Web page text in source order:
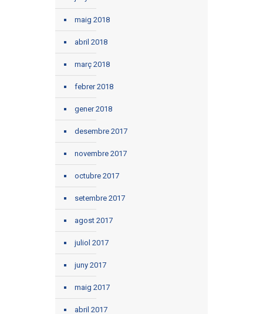
maig 2018
abril 2018
març 2018
febrer 2018
gener 2018
desembre 2017
novembre 2017
octubre 2017
setembre 2017
agost 2017
juliol 2017
juny 2017
maig 2017
abril 2017